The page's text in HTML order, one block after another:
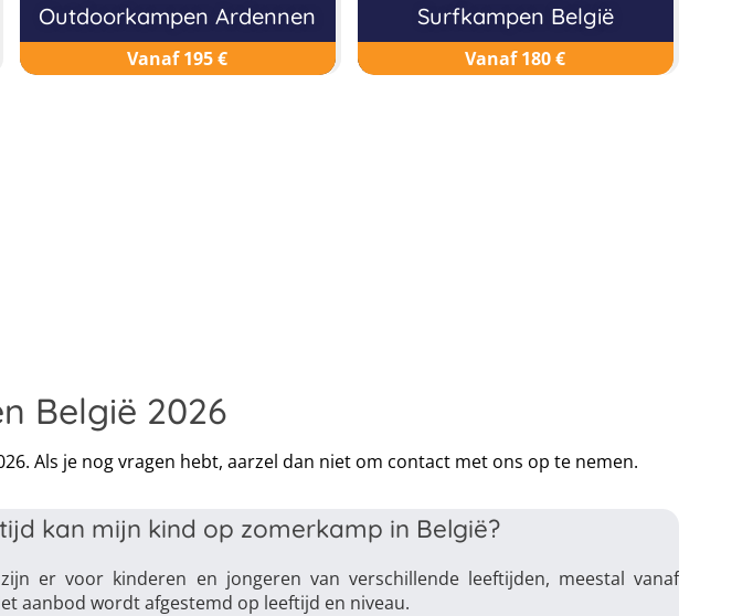
Outdoorkampen Ardennen
Vanaf 195 €
Surfkampen België
Vanaf 180 €
België 2026
Als je nog vragen hebt, aarzel dan niet om contact met ons op te nemen.
kan mijn kind op zomerkamp in België?
er voor kinderen en jongeren van verschillende leeftijden, meestal vanaf
aanbod wordt afgestemd op leeftijd en niveau.